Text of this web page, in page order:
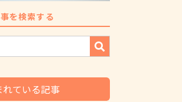
を検索する
れている記事